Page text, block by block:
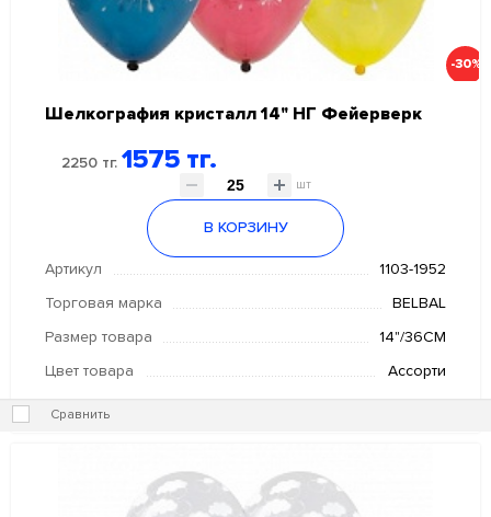
-30%
Шелкография кристалл 14" НГ Фейерверк
2250 тг. 1575 тг.
шт
В КОРЗИНУ
Артикул 1103-1952
Торговая марка BELBAL
Размер товара 14"/36СМ
Цвет товара Ассорти
Сравнить